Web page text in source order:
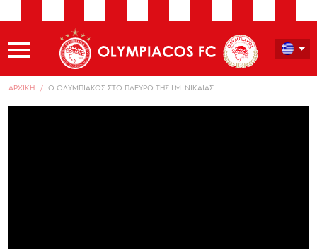
ΑΡΧΙΚΗ Ο ΟΛΥΜΠΙΑΚΟΣ ΣΤΟ ΠΛΕΥΡΟ ΤΗΣ Ι.Μ. ΝΙΚΑΙΑΣ